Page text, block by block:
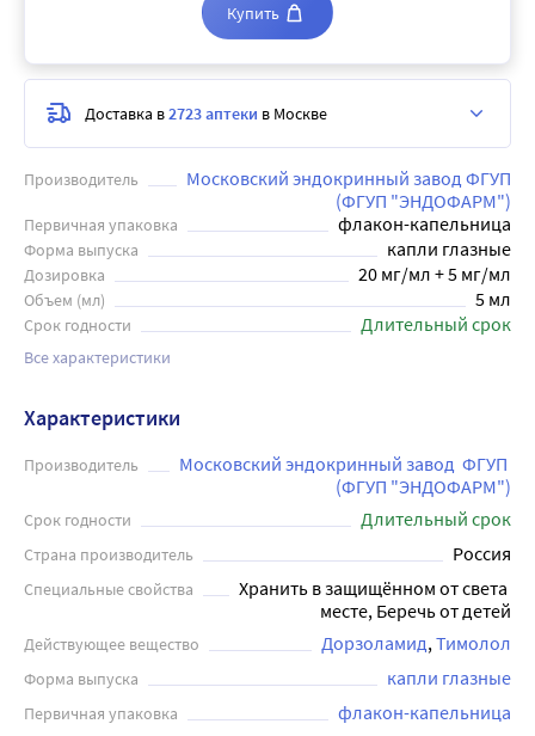
Производитель
Московский эндокринный завод ФГУП
(ФГУП "ЭНДОФАРМ")
Первичная упаковка флакон-капельница
Форма выпуска капли глазные
Дозировка 20 мг/мл + 5 мг/мл
Объем (мл) 5 мл
Срок годности Длительный срок
Все характеристики
Купить
Доставка в2723 аптеки в Москве
Характеристики
Производитель
Московский эндокринный завод  ФГУП
(ФГУП "ЭНДОФАРМ")
Срок годности Длительный срок
Страна производитель Россия
Специальные свойства
Хранить в защищённом от света
месте, Беречь от детей
Действующее вещество Дорзоламид Тимолол
Форма выпуска капли глазные
Первичная упаковка флакон-капельница